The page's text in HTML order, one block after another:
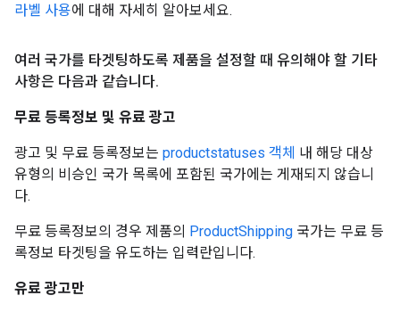
라벨 사용에 대해 자세히 알아보세요.
여러 국가를 타겟팅하도록 제품을 설정할 때 유의해야 할 기타
사항은 다음과 같습니다.
무료 등록정보 및 유료 광고
광고 및 무료 등록정보는 productstatuses 객체 내 해당 대상
유형의 비승인 국가 목록에 포함된 국가에는 게재되지 않습니
다.
무료 등록정보의 경우 제품의 ProductShipping 국가는 무료 등
록정보 타겟팅을 유도하는 입력란입니다.
유료 광고만